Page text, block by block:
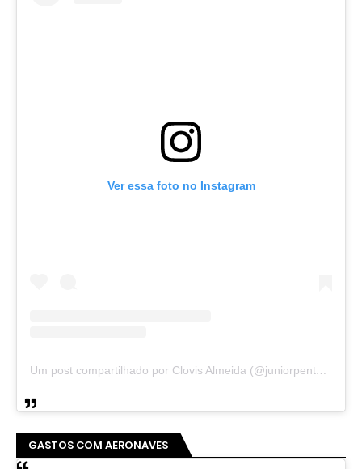
Ver essa foto no Instagram
Um post compartilhado por Clovis Almeida (@juniorpentecoste01)
GASTOS COM AERONAVES